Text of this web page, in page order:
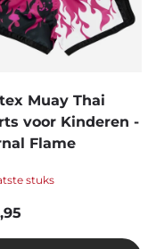
Muay Thai
voor Kinderen -
Flame
stuks
prijs